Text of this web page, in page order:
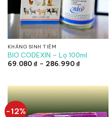
KHÁNG SINH TIÊM
BIO CODEXIN – Lọ 100ml
69.080₫ – 286.990₫Khoảng
đến
286.990 ₫
-12%